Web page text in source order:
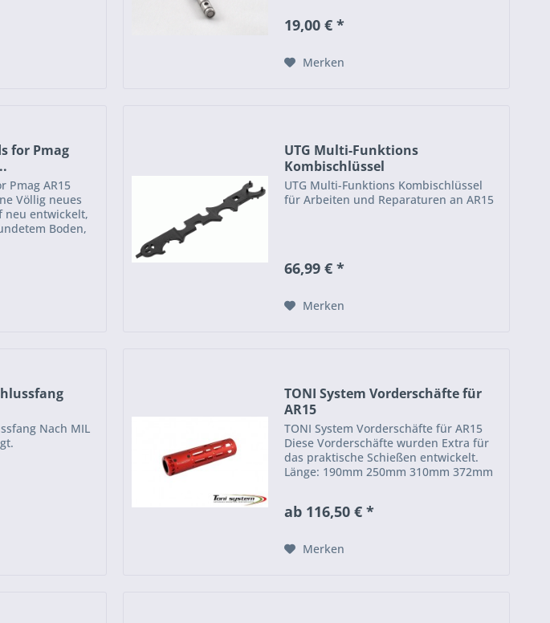
zu...
gewährleisten und den...
19,00 € *
Merken
for Pmag
Pmag AR15
Völlig neues
neu entwickelt,
Boden,
UTG Multi-Funktions
Kombischlüssel
UTG Multi-Funktions Kombischlüssel
für Arbeiten und Reparaturen an AR15
66,99 € *
Merken
Nach MIL
TONI System Vorderschäfte für
AR15
TONI System Vorderschäfte für AR15
Diese Vorderschäfte wurden Extra für
das praktische Schießen entwickelt.
Länge: 190mm 250mm 310mm 372mm
ab 116,50 € *
Merken